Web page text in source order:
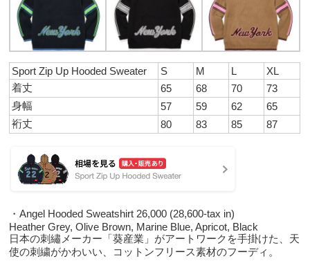
Sport Zip Up Hooded Sweater S M L
XL
着丈
65 68 70
73
身幅
57 59 62
65
裄丈
80 83 85 87
・Angel Hooded Sweatshirt 26,000 (28,600-tax in)
Heather Grey, Olive Brown, Marine Blue, Apricot, Black
日本の刺繡メーカー「葵産業」がアートワークを手掛けた、天
使の刺繍がかわいい、コットンフリース素材のフーディ。